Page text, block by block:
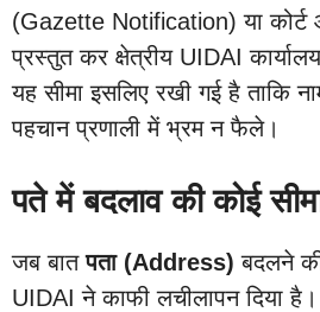
(Gazette Notification) या
प्रस्तुत कर क्षेत्रीय UIDAI
यह सीमा इसलिए रखी गई है ताकि
पहचान प्रणाली में भ्रम न फैले।
पते में बदलाव की कोई
जब बातपता (Address) बदलने
UIDAI ने काफी लचीलापन दिया